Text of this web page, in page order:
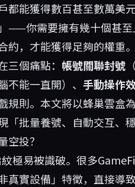
都能獲得數百甚至數萬美
——你需要擁有幾十個甚
，才能獲得足夠的權重。
個痛點： 帳號關聯封號
不能一直開）、 手動操作
規則。本文將以蜂巢雲盒
「批量養號、自動交互、穩
空投？
極易被識破。很多
真實設備」特徵，直接導